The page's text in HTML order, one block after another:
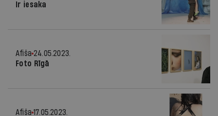
Ir iesaka
Afiša 24.05.2023.
Foto Rīgā
Afiša 17.05.2023.